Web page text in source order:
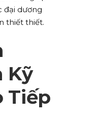
đại dương
thiết thiết.
Kỹ
Tiếp